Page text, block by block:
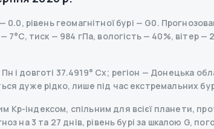
0.0, рівень геомагнітної бурі — G0.
7°C, тиск — 984 гПа, вологість — 40%, вітер —
і довготі 37.4919° Сх; регіон — Донецька
дуже рідко, лише під час екстремальних
Kp-індексом, спільним для всієї планети,
на 3 та 27 днів, рівень бурі за шкалою G,